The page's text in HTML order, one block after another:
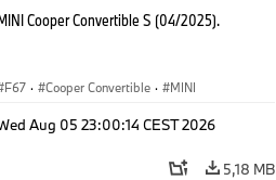
Cooper Convertible S (04/2025).
F67 · Cooper Convertible · MINI
Aug 05 23:00:14 CEST 2026
5,18 MB